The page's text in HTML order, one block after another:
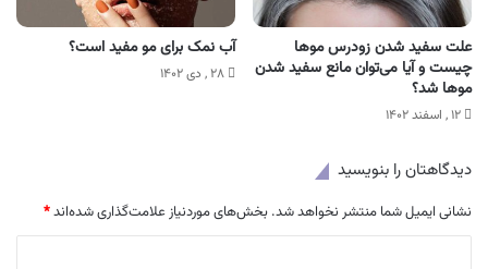
علت سفید شدن زودرس موها
چیست و آیا می‌توان مانع سفید شدن
موها شد؟
۱۲ , اسفند ۱۴۰۲
آب نمک برای مو مفید است؟
۲۸ , دی ۱۴۰۲
دیدگاهتان را بنویسید
نشانی ایمیل شما منتشر نخواهد شد. بخش‌های موردنیاز علامت‌گذاری شده‌اند*